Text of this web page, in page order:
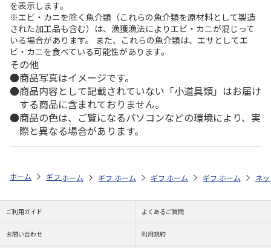
を表示します。
※エビ・カニを除く魚介類（これらの魚介類を原材料として製造
された加工品も含む）は、漁獲漁法によりエビ・カニが混じって
いる場合があります。 また、これらの魚介類は、エサとしてエ
ビ・カニを食べている可能性があります。
その他
商品写真はイメージです。
商品内容として記載されていない「小道具類」はお届け
する商品に含まれておりません。
商品の色は、ご覧になるパソコンなどの環境により、実
際と異なる場合があります。
ホーム ギフトストア お中元・夏ギフト特集 2026 ハム・お肉 ＜
ホーム ギフトストア お中元・夏ギフト特集 2026
ホーム ギフトストア お中元・夏ギフト
ホーム ギフトストア お
ホーム ネ
ご利用ガイド よくあるご質問
お問い合わせ 利用規約